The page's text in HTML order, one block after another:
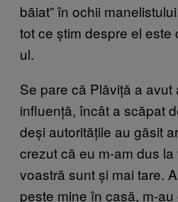
băiat” în ochii
tot ce știm despre el este
ul.
Se pare că Plăviță a avut
influență, încât a scăpat
deși autoritățile au găsit
crezut că eu m-am dus
voastră sunt și mai tare.
peste mine în casă, m-